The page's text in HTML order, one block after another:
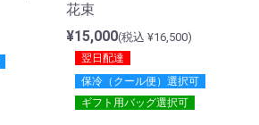
花束
¥15,000(税込 ¥16,500)
翌日配達
保冷（クール便）選択可
ギフト用バッグ選択可